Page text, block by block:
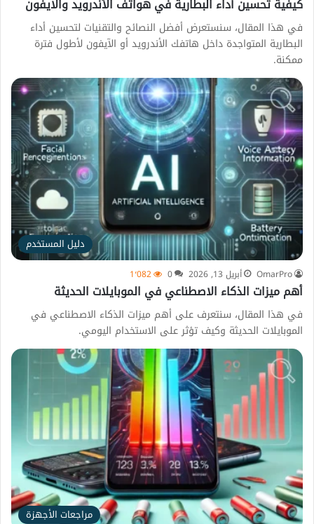
كيفية تحسين أداء البطارية في هواتف الأندرويد والآيفون
في هذا المقال، سنستعرض أفضل النصائح والتقنيات لتحسين أداء
البطارية المتواجدة داخل هاتفك الأندرويد أو الآيفون لأطول فترة
ممكنة.
دليل المستخدم
OmarPro أبريل 13, 2026 0 1٬082
أهم ميزات الذكاء الاصطناعي في الموبايلات الحديثة
في هذا المقال، سنتعرف على أهم ميزات الذكاء الاصطناعي في
الموبايلات الحديثة وكيف تؤثر على الاستخدام اليومي.
مراجعات الأجهزة